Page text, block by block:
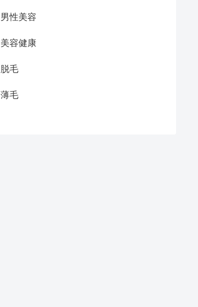
男性美容
美容健康
脱毛
薄毛